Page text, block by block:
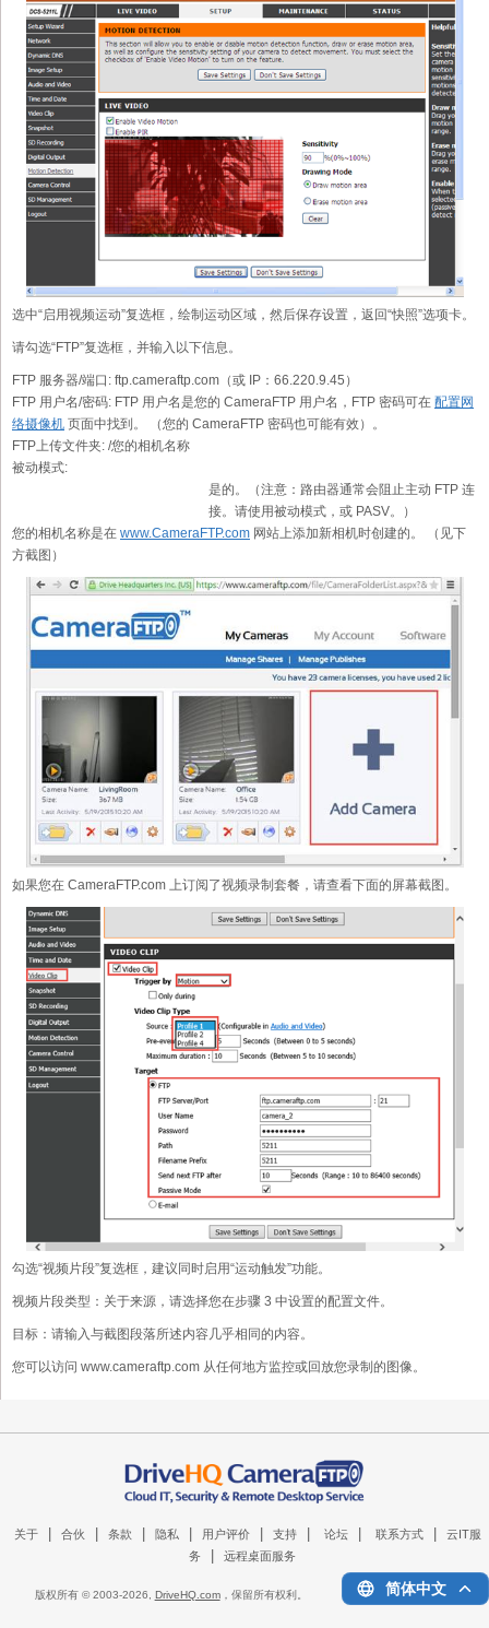
选中“启用视频运动”复选框，绘制运动区域，然后保存设置，返回“快照”选项卡。
请勾选“FTP”复选框，并输入以下信息。
FTP 服务器/端口: ftp.cameraftp.com（或 IP：66.220.9.45）
FTP 用户名/密码: FTP 用户名是您的 CameraFTP 用户名，FTP 密码可在 配置网
络摄像机 页面中找到。 （您的 CameraFTP 密码也可能有效）。
FTP上传文件夹: /您的相机名称
被动模式:
是的。（注意：路由器通常会阻止主动 FTP 连
接。请使用被动模式，或 PASV。）
您的相机名称是在 www.CameraFTP.com 网站上添加新相机时创建的。 （见下
方截图）
如果您在 CameraFTP.com 上订阅了视频录制套餐，请查看下面的屏幕截图。
勾选“视频片段”复选框，建议同时启用“运动触发”功能。
视频片段类型：关于来源，请选择您在步骤 3 中设置的配置文件。
目标：请输入与截图段落所述内容几乎相同的内容。
您可以访问 www.cameraftp.com 从任何地方监控或回放您录制的图像。
关于 合伙 条款 隐私 用户评价 支持 论坛 联系方式
云IT服
务
远程桌面服务
版权所有 © 2003-2026, DriveHQ.com，保留所有权利。 简体中文